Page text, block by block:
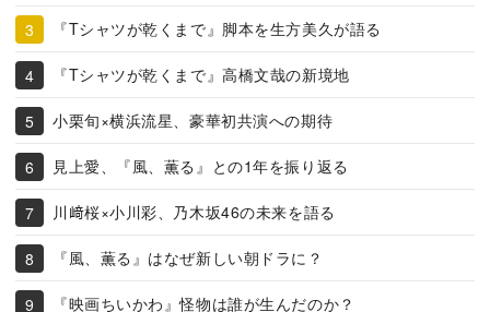
『Tシャツが乾くまで』脚本を生方美久が語る
『Tシャツが乾くまで』高橋文哉の新境地
小栗旬×横浜流星、豪華初共演への期待
見上愛、『風、薫る』との1年を振り返る
川﨑桜×小川彩、乃木坂46の未来を語る
『風、薫る』はなぜ新しい朝ドラに？
『映画ちいかわ』怪物は誰が生んだのか？